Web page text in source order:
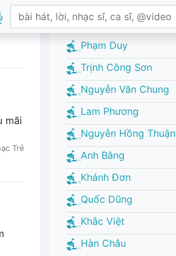
mãi
Trẻ
Phạm Duy
Trịnh Công Sơn
Nguyễn Văn Chung
Lam Phương
Nguyễn Hồng Thuận
Anh Bằng
Khánh Đơn
Quốc Dũng
Khắc Việt
Hàn Châu